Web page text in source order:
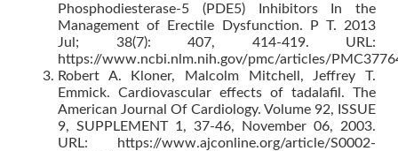
Phosphodiesterase-5 (PDE5) Inhibitors In the
Management of Erectile Dysfunction. P T. 2013
Jul; 38(7): 407, 414-419. URL:
https://www.ncbi.nlm.nih.gov/pmc/articles/
Robert A. Kloner, Malcolm Mitchell, Jeffrey T.
Emmick. Cardiovascular effects of tadalafil. The
American Journal Of Cardiology. Volume 92, ISSUE
9, SUPPLEMENT 1, 37-46, November 06, 2003.
URL: https://www.ajconline.org/article/S0002-